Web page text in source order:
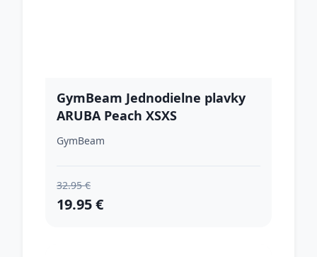
GymBeam Jednodielne plavky
ARUBA Peach XSXS
GymBeam
32.95 €
19.95 €